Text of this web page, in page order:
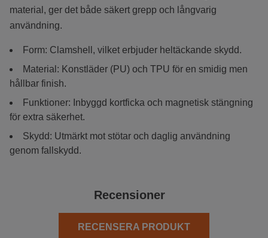
material, ger det både säkert grepp och långvarig
användning.
Form: Clamshell, vilket erbjuder heltäckande skydd.
Material: Konstläder (PU) och TPU för en smidig men
hållbar finish.
Funktioner: Inbyggd kortficka och magnetisk stängning
för extra säkerhet.
Skydd: Utmärkt mot stötar och daglig användning
genom fallskydd.
Recensioner
RECENSERA PRODUKT